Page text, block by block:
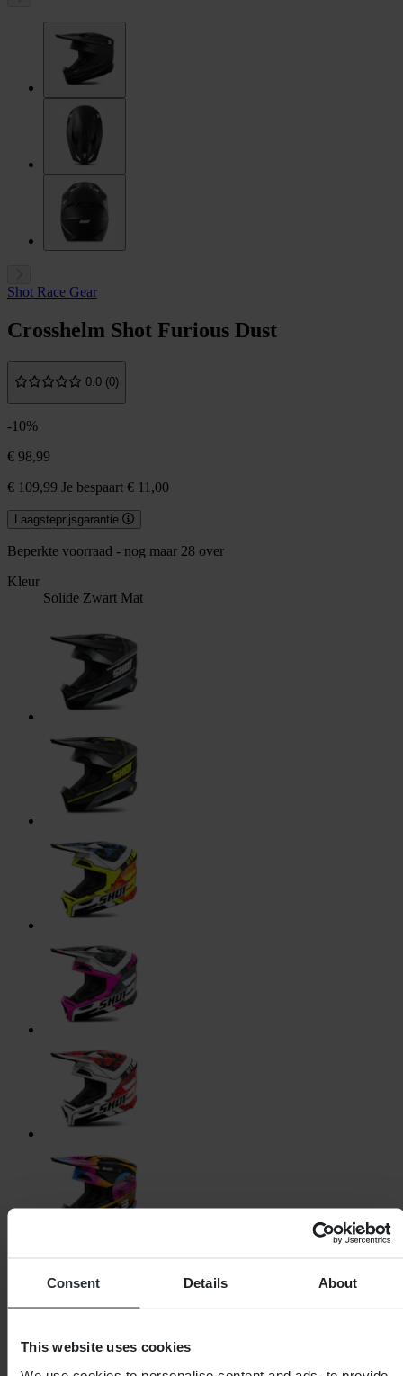
Consent Details About
This website uses cookies
Shot Race Gear
Crosshelm Shot Furious Dust
0.0 (0)
-10%
€ 98,99
€ 109,99 Je bespaart € 11,00
Laagsteprijsgarantie
Beperkte voorraad - nog maar 28 over
Kleur
Solide Zwart Mat
Kies helmmaat